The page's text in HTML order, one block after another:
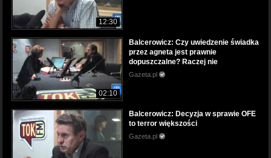
12:30
02:10
Balcerowicz: Czy uwiedzenie świadka
przez agneta jest prawnie
dopuszczalne? Raczej nie
Gazeta.pl
Balcerowicz: Decyzja w sprawie OFE
to terror większości
Gazeta.pl